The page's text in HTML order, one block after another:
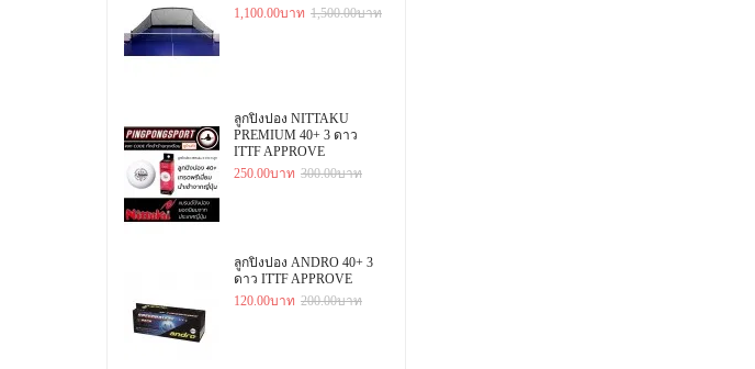
1,100.00บาท 1,500.00บาท
ลูกปิงปอง NITTAKU
PREMIUM 40+ 3 ดาว
ITTF APPROVE
250.00บาท 300.00บาท
ลูกปิงปอง ANDRO 40+ 3
ดาว ITTF APPROVE
120.00บาท 200.00บาท